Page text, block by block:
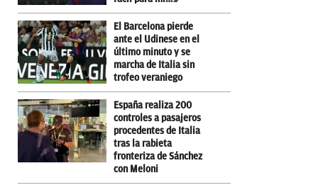
El Barcelona pierde
ante el Udinese en el
último minuto y se
marcha de Italia sin
trofeo veraniego
España realiza 200
controles a pasajeros
procedentes de Italia
tras la rabieta
fronteriza de Sánchez
con Meloni